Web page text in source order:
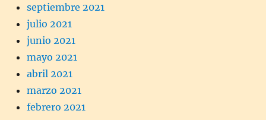
septiembre 2021
julio 2021
junio 2021
mayo 2021
abril 2021
marzo 2021
febrero 2021